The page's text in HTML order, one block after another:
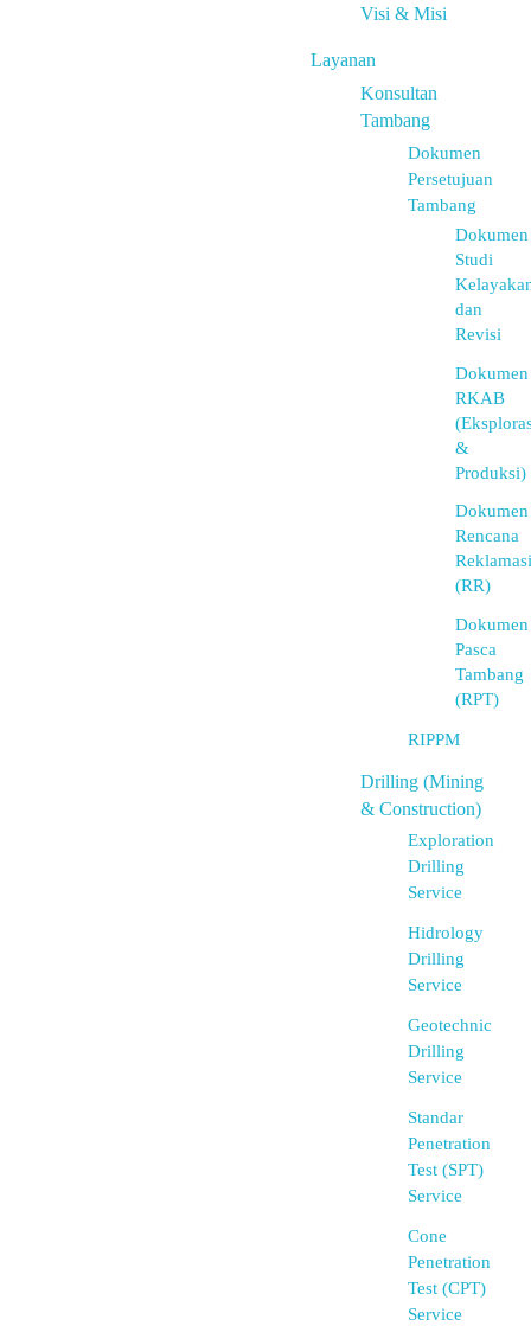
Visi & Misi
Layanan
Konsultan
Tambang
Dokumen
Persetujuan
Tambang
Dokumen
Studi
dan
Revisi
Dokumen
RKAB
&
Produksi)
Dokumen
Rencana
Reklamasi
(RR)
Dokumen
Pasca
Tambang
(RPT)
RIPPM
Drilling (Mining
& Construction)
Exploration
Drilling
Service
Hidrology
Drilling
Service
Geotechnic
Drilling
Service
Standar
Penetration
Test (SPT)
Service
Cone
Penetration
Test (CPT)
Service